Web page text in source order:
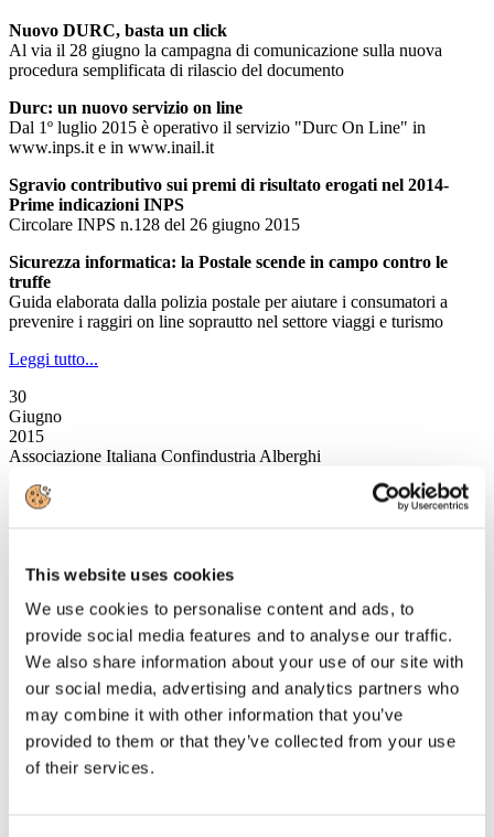
This website uses cookies
We use cookies to personalise content and ads, to
provide social media features and to analyse our traffic.
We also share information about your use of our site with
our social media, advertising and analytics partners who
may combine it with other information that you’ve
provided to them or that they’ve collected from your use
of their services.
Nuovo DURC, basta un click
Al via il 28 giugno la campagna di comunicazione sulla nuova
procedura semplificata di rilascio del documento
Durc: un nuovo servizio on line
Dal 1º luglio 2015 è operativo il servizio "Durc On Line" in
www.inps.it e in www.inail.it
Sgravio contributivo sui premi di risultato erogati nel 2014-
Prime indicazioni INPS
Circolare INPS n.128 del 26 giugno 2015
Sicurezza informatica: la Postale scende in campo contro le
truffe
Guida elaborata dalla polizia postale per aiutare i consumatori a
prevenire i raggiri on line soprautto nel settore viaggi e turismo
Leggi tutto...
30
Giugno
2015
Associazione Italiana Confindustria Alberghi
Ristrutturazione e Digitalizzazione a portata di Bonus. I Tax Credit:
come funzionano e quali le opportunità per le aziende alberghiere
sede Confindustria Firenze
A seguito della recente pubblicazione in G.U. del decreto Tax Credit
ristrutturazione, che completa gli interventi pubblici a favore del
settore alberghiero, Associazione Italiana Confindustria Alberghi
organizza, per tutto il settore dell'hotellerie l'evento Ristrutturazione
e Digitalizzazione a portata di Bonus. I Tax Credit: come
funzionano e quali le opportunità per le aziende alberghiere.
Leggi tutto...